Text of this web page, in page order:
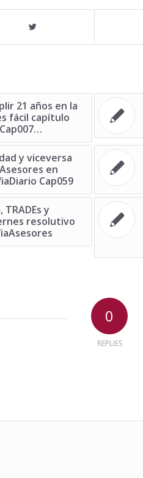
21 años en la
fácil capítulo
y viceversa
en
Cap059
y
resolutivo
0
REPLIES